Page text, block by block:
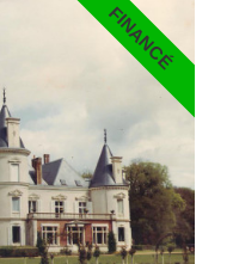
Messie de Haendel,
FINANCÉ